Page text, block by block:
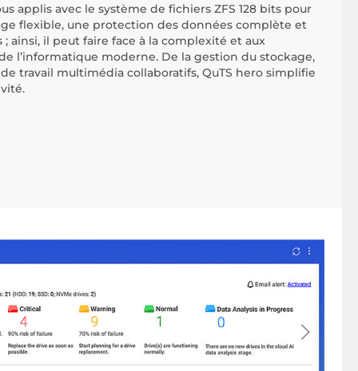
applis avec le système de fichiers ZFS 128 bits pour
flexible, une protection des données complète et
ainsi, il peut faire face à la complexité et aux
l’informatique moderne. De la gestion du stockage,
travail multimédia collaboratifs, QuTS hero simplifie